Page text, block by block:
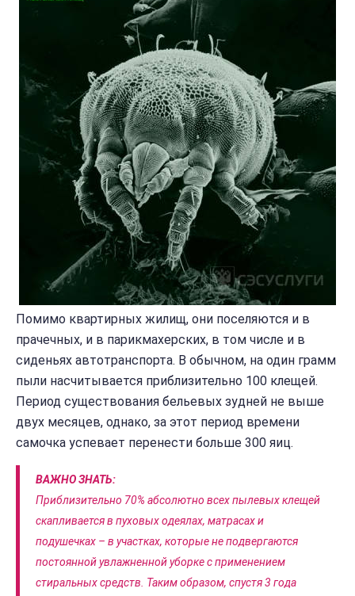
Помимо квартирных жилищ, они поселяются и в
прачечных, и в парикмахерских, в том числе и в
сиденьях автотранспорта. В обычном, на один грамм
пыли насчитывается приблизительно 100 клещей.
Период существования бельевых зудней не выше
двух месяцев, однако, за этот период времени
самочка успевает перенести больше 300 яиц.
ВАЖНО ЗНАТЬ:
Приблизительно 70% абсолютно всех пылевых клещей
скапливается в пуховых одеялах, матрасах и
подушечках – в участках, которые не подвергаются
постоянной увлажненной уборке с применением
стиральных средств. Таким образом, спустя 3 года